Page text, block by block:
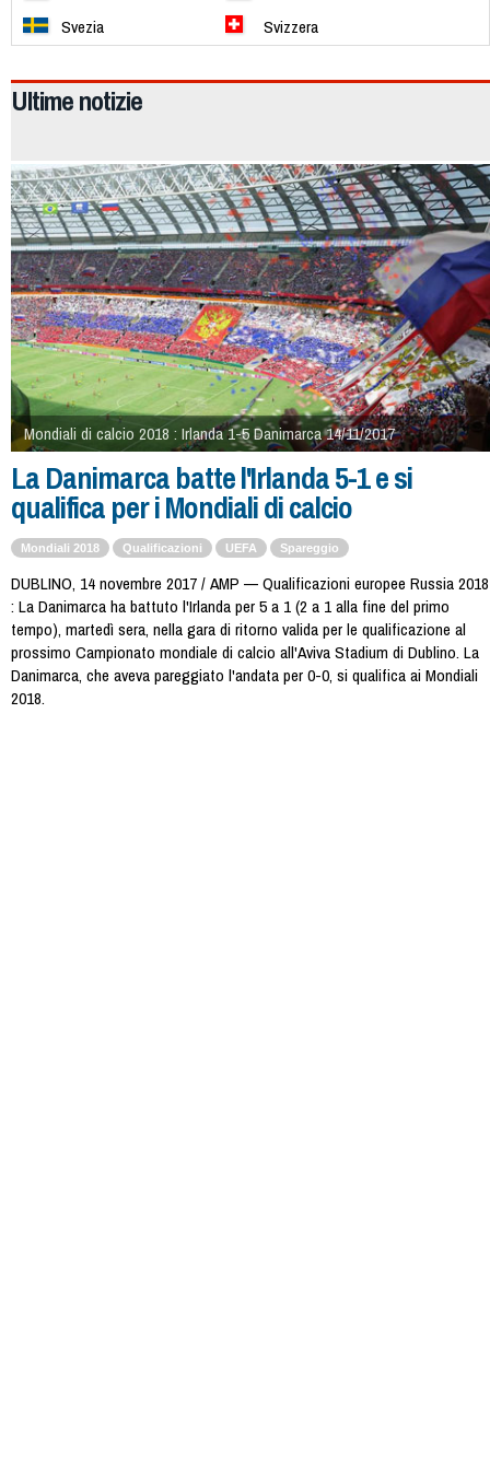
Svezia
Svizzera
Ultime notizie
Mondiali di calcio 2018 : Irlanda 1-5 Danimarca 14/11/2017
La Danimarca batte l'Irlanda 5-1 e si
qualifica per i Mondiali di calcio
Mondiali 2018 Qualificazioni UEFA Spareggio
DUBLINO, 14 novembre 2017 / AMP — Qualificazioni europee Russia 2018
: La Danimarca ha battuto l'Irlanda per 5 a 1 (2 a 1 alla fine del primo
tempo), martedì sera, nella gara di ritorno valida per le qualificazione al
prossimo Campionato mondiale di calcio all'Aviva Stadium di Dublino. La
Danimarca, che aveva pareggiato l'andata per 0-0, si qualifica ai Mondiali
2018.